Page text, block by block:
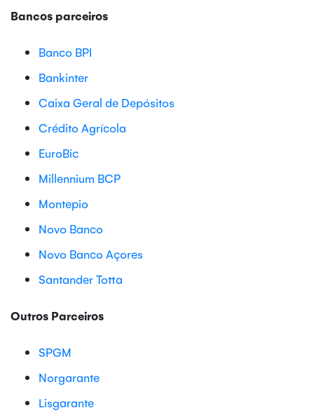
Bancos parceiros
Banco BPI
Bankinter
Caixa Geral de Depósitos
Crédito Agrícola
EuroBic
Millennium BCP
Montepio
Novo Banco
Novo Banco Açores
Santander Totta
Outros Parceiros
SPGM
Norgarante
Lisgarante